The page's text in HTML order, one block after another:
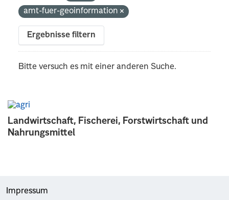
Landwirtschaft, Fischerei, Forstwirtschaft und
Nahrungsmittel
amt-fuer-geoinformation
Ergebnisse filtern
Bitte versuch es mit einer anderen Suche.
Impressum